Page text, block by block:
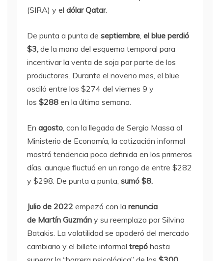
(SIRA) y el dólar Qatar.
De punta a punta de septiembre, el blue perdió
$3, de la mano del esquema temporal para
incentivar la venta de soja por parte de los
productores. Durante el noveno mes, el blue
osciló entre los $274 del viernes 9 y
los $288 en la última semana.
En agosto, con la llegada de Sergio Massa al
Ministerio de Economía, la cotización informal
mostró tendencia poco definida en los primeros
días, aunque fluctuó en un rango de entre $282
y $298. De punta a punta, sumó $8.
Julio de 2022 empezó con la renuncia
de Martín Guzmán y su reemplazo por Silvina
Batakis. La volatilidad se apoderó del mercado
cambiario y el billete informal trepó hasta